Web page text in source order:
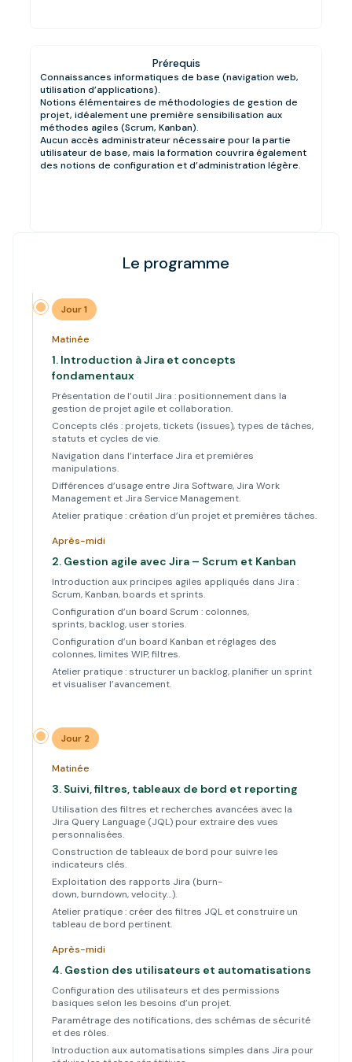
Prérequis
Connaissances informatiques de base (navigation web,
utilisation d’applications).
Notions élémentaires de méthodologies de gestion de
projet, idéalement une première sensibilisation aux
méthodes agiles (Scrum, Kanban).
Aucun accès administrateur nécessaire pour la partie
utilisateur de base, mais la formation couvrira également
des notions de configuration et d’administration légère.
Le programme
Jour 1
Matinée
1. Introduction à Jira et concepts
fondamentaux
Présentation de l’outil Jira : positionnement dans la
gestion de projet agile et collaboration.
Concepts clés : projets, tickets (issues), types de tâches,
statuts et cycles de vie.
Navigation dans l’interface Jira et premières
manipulations.
Différences d’usage entre Jira Software, Jira Work
Management et Jira Service Management.
Atelier pratique : création d’un projet et premières tâches.
Après-midi
2. Gestion agile avec Jira – Scrum et Kanban
Introduction aux principes agiles appliqués dans Jira :
Scrum, Kanban, boards et sprints.
Configuration d’un board Scrum : colonnes,
sprints, backlog, user stories.
Configuration d’un board Kanban et réglages des
colonnes, limites WIP, filtres.
Atelier pratique : structurer un backlog, planifier un sprint
et visualiser l’avancement.
Jour 2
Matinée
3. Suivi, filtres, tableaux de bord et reporting
Utilisation des filtres et recherches avancées avec la
Jira Query Language (JQL) pour extraire des vues
personnalisées.
Construction de tableaux de bord pour suivre les
indicateurs clés.
Exploitation des rapports Jira (burn-
down, burndown, velocity…).
Atelier pratique : créer des filtres JQL et construire un
tableau de bord pertinent.
Après-midi
4. Gestion des utilisateurs et automatisations
Configuration des utilisateurs et des permissions
basiques selon les besoins d’un projet.
Paramétrage des notifications, des schémas de sécurité
et des rôles.
Introduction aux automatisations simples dans Jira pour